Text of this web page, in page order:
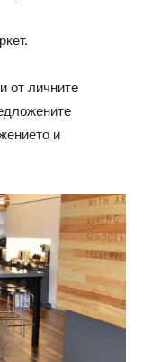
от личните
и